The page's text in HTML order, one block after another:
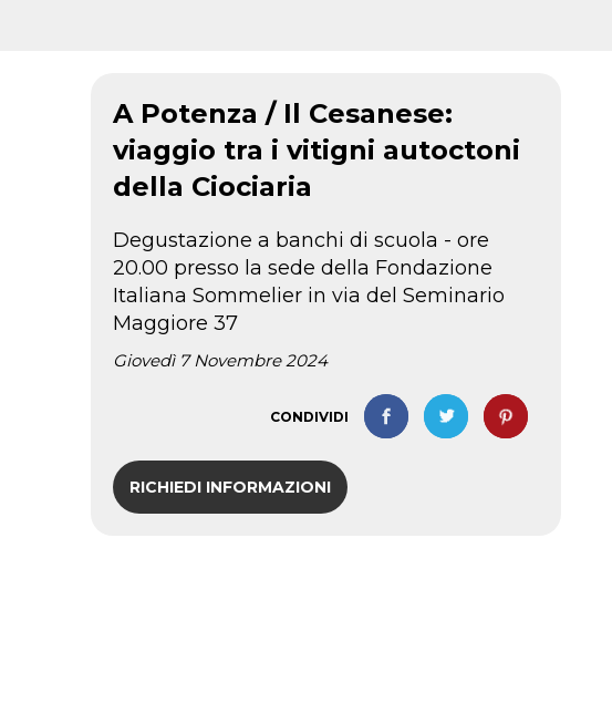
A Potenza / Il Cesanese:
viaggio tra i vitigni autoctoni
della Ciociaria
Degustazione a banchi di scuola - ore
20.00 presso la sede della Fondazione
Italiana Sommelier in via del Seminario
Maggiore 37
Giovedì 7 Novembre 2024
CONDIVIDI
RICHIEDI INFORMAZIONI